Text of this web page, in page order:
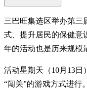
三巴旺集选区举办第三
式、提升居民的保健意
年的活动也是历来规模
活动星期天（10月13日
“闯关”的游戏方式进行。